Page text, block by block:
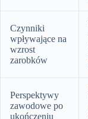
Czynniki
wpływające na
wzrost
zarobków
Perspektywy
zawodowe po
ukończeniu